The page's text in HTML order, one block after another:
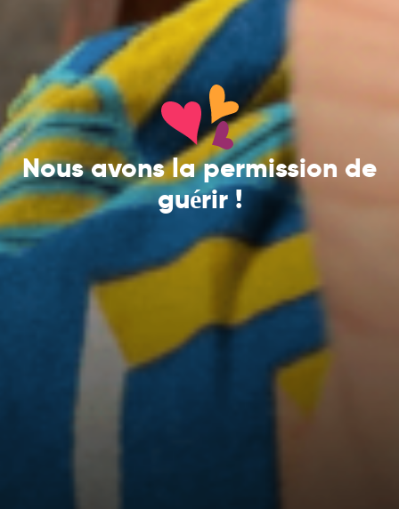
Nous avons la permission de
guérir !